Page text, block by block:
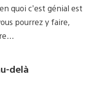
quoi c’est génial est
pourrez y faire,
delà